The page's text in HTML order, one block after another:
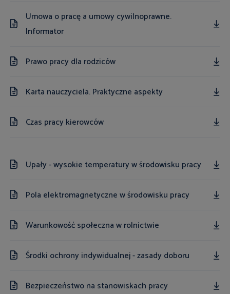
Umowa o pracę a umowy cywilnoprawne.
Informator
Prawo pracy dla rodziców
Karta nauczyciela. Praktyczne aspekty
Czas pracy kierowców
Upały - wysokie temperatury w środowisku pracy
Pola elektromagnetyczne w środowisku pracy
Warunkowość społeczna w rolnictwie
Środki ochrony indywidualnej - zasady doboru
Bezpieczeństwo na stanowiskach pracy